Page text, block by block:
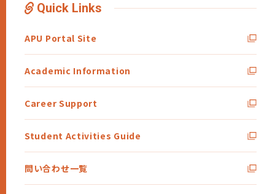
Quick Links
APU Portal Site
Academic Information
Career Support
Student Activities Guide
問い合わせ一覧